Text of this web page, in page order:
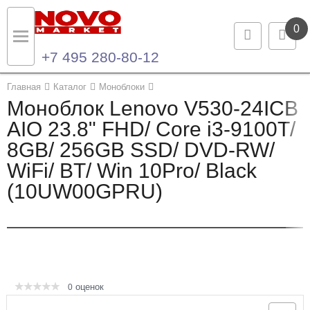
0
+7 495 280-80-12
Главная Каталог Моноблоки
Моноблок Lenovo V530-24ICB
AIO 23.8" FHD/ Core i3-9100T/
8GB/ 256GB SSD/ DVD-RW/
WiFi/ BT/ Win 10Pro/ Black
(10UW00GPRU)
0 оценок
Назад
Каталог продукции
Ноутбуки и ультрабуки
Компьютеры
Назад
Контакты
Контактная информация